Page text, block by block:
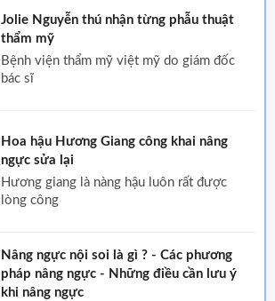
Jolie Nguyễn thú nhận từng phẫu thuật
thẩm mỹ
bệnh viện thẩm mỹ việt mỹ do giám đốc
bác sĩ
Hoa hậu Hương Giang công khai nâng
ngực sửa lại
hương giang là nàng hậu luôn rất được
lòng công
Nâng ngực nội soi là gì ? - Các phương
pháp nâng ngực - Những điều cần lưu ý
khi nâng ngực